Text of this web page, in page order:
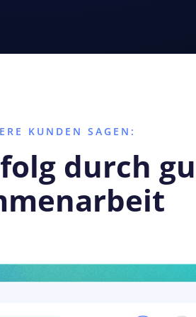
KUNDEN SAGEN:
durch